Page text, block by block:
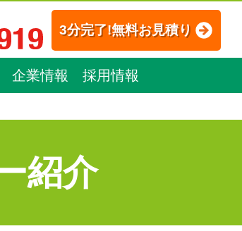
3分完了!無料お見積り
企業情報 採用情報
紹介